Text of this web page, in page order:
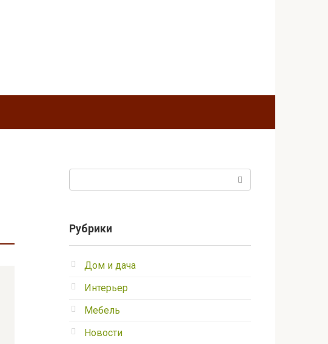
Рубрики
Дом и дача
Интерьер
Мебель
Новости